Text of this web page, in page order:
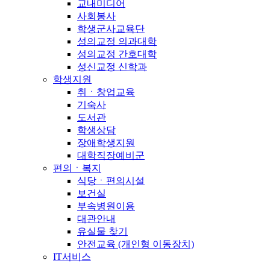
교내미디어
사회봉사
학생군사교육단
성의교정 의과대학
성의교정 간호대학
성신교정 신학과
학생지원
취ㆍ창업교육
기숙사
도서관
학생상담
장애학생지원
대학직장예비군
편의ㆍ복지
식당ㆍ편의시설
보건실
부속병원이용
대관안내
유실물 찾기
안전교육 (개인형 이동장치)
IT서비스